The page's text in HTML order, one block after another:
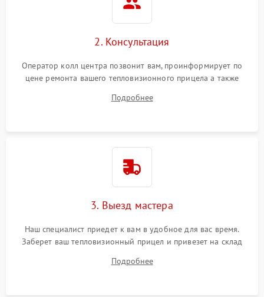
2. Консультация
Оператор колл центра позвонит вам, проинформирует по
цене ремонта вашего тепловизионного прицела а также
Подробнее
3. Выезд мастера
Наш специалист приедет к вам в удобное для вас время.
Заберет ваш тепловизионный прицел и привезет на склад
Подробнее